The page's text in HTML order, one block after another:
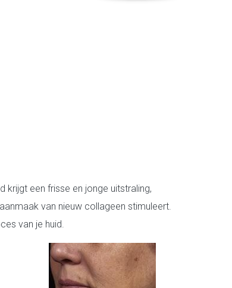
krijgt een frisse en jonge uitstraling,
van nieuw collageen stimuleert.
van je huid.